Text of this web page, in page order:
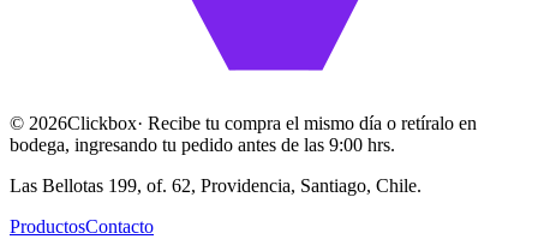
© 2026Clickbox· Recibe tu compra el mismo día o retíralo en
bodega, ingresando tu pedido antes de las 9:00 hrs.
Las Bellotas 199, of. 62, Providencia, Santiago, Chile.
ProductosContacto